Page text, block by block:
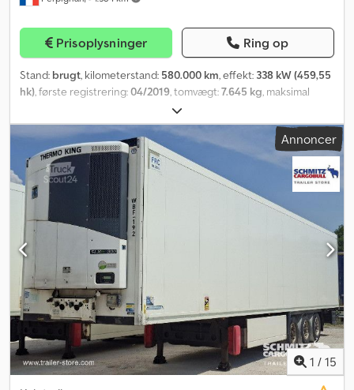
Prisoplysninger Ring op
Stand: brugt, kilometerstand: 580.000 km, effekt: 338 kW (459,55
hk), første registrering:04/2019, tomvægt:7.645 kg, maksimal
, samlet vægt:19.000 kg
akslekonfiguration:4x2, bremser:motorbremsning, førerhus:
sovekabine, geartype:automatisk , emissionsklasse: Euro 6,
affjedring:luft, Produktionsår:2019, Udstyr:
ABS, airbag,
bordincomputer, differentialespær, klimaanlæg
, ref: LOC-VO24-
1338 TIL LEJE: Volvo FH 460 Trækkermed lav kabine, hydraulik –
2019 Yderligere information: Pris fra 1.900 €/mdr. ekskl. moms
Generelle specifikationer: Mærke: Volvo Model: FH 460 Årgang:
2019 Kabine: Lav model Motor og transmission: Motor: R6, Euro 6-
standard Effekt: 460 hk (345 kW) Gearkasse: Automatisk Volvo I-
Shift Retarder: Integreret hydraulisk retarder Sikkerhed og
komfort: Volvo VEB+ motorbremse ESP, ABS, ASR for forbedret
sikkerhed Fuldautomatisk klimaanlæg og varmesystem i kabinen
Luftaffjedret førersæde Elektriske og opvarmede sidespejle
Kontakt os allerede i dag for yderligere oplysninger og et tilbud.
Dkedpfjvzr N Usx Aahor Ekstra info om gearkasse: Volvo I-Shift
Kabinelængde: Medium Leveringstid (dage): 1 dag ABS Airbag
Annoncer
1 / 15